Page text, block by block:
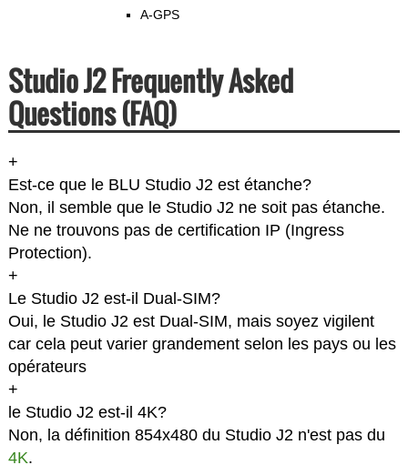
A-GPS
Studio J2 Frequently Asked
Questions (FAQ)
+
Est-ce que le BLU Studio J2 est étanche?
Non, il semble que le Studio J2 ne soit pas étanche.
Ne ne trouvons pas de certification IP (Ingress
Protection).
+
Le Studio J2 est-il Dual-SIM?
Oui, le Studio J2 est Dual-SIM, mais soyez vigilent
car cela peut varier grandement selon les pays ou les
opérateurs
+
le Studio J2 est-il 4K?
Non, la définition 854x480 du Studio J2 n'est pas du
4K.